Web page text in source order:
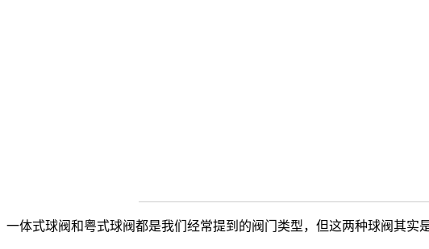
一体式球阀和粤式球阀都是我们经常提到的阀门类型，但这两种球阀其实